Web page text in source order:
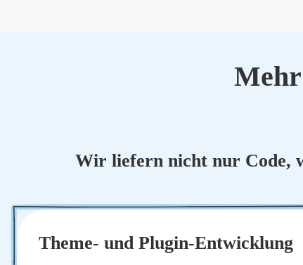
Wir lie­fern nicht nur Code,
The­me- und Plug­in-Ent­wick­lung